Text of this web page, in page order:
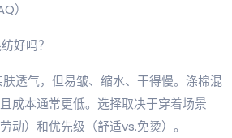
）
好吗？
透气，但易皱、缩水、干得慢。涤棉混
成本通常更低。选择取决于穿着场景
动）和优先级（舒适vs.免烫）。